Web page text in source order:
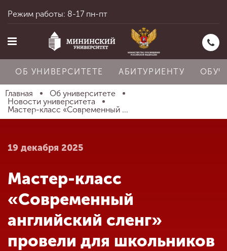
Главная
Абитуриенту
Обучение
Режим работы: 8-17 пн-пт
ОБ УНИВЕРСИТЕТЕ АБИТУРИЕНТУ
Главная
Об университете
Новости университета
Мастер-класс «Современный ...
19 декабря 2025
Мастер-класс
«Современный
английский сленг»
провели для школьников